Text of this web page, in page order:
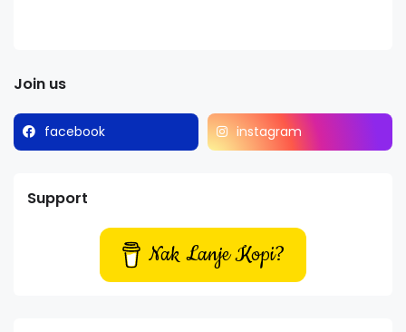
Join us
facebook instagram
Support
Nak Lanje Kopi?